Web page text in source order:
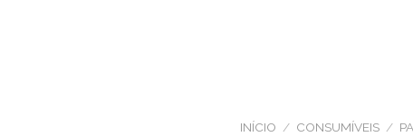
INÍCIO / CONSUMÍVEIS /